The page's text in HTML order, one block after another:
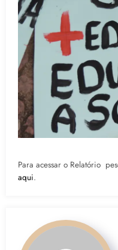
Para acessar o Relatório
aqui.